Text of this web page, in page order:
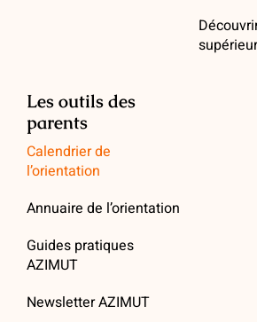
Les outils des
parents
Calendrier de
l’orientation
Annuaire de l’orientation
Guides pratiques
AZIMUT
Newsletter AZIMUT